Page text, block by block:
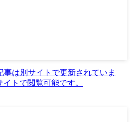
事は別サイトで更新されていま
トで閲覧可能です。